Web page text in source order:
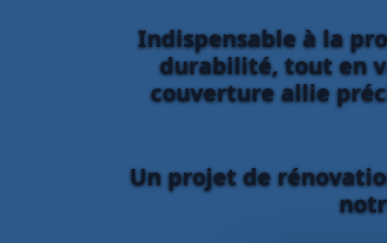
Indispensable à la
durabilité, tout en
couverture allie
Un projet de